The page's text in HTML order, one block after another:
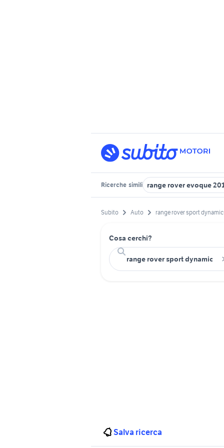
Ricerche simili range rover evoque
Subito Auto range rover sport dynamic
Cosa cerchi?
Salva ricerca